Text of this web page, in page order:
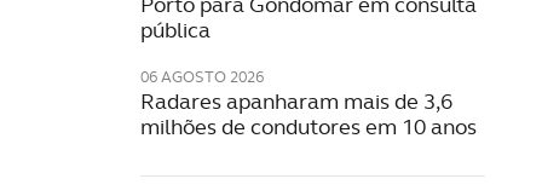
pública
06 AGOSTO 2026
Radares apanharam mais de 3,6
milhões de condutores em 10 anos